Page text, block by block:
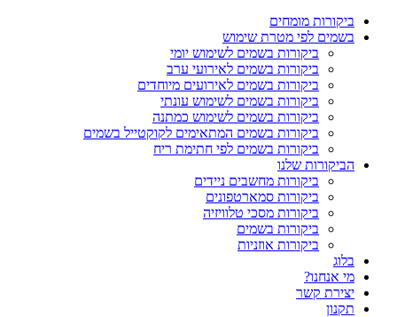
ביקורות מומחים
בשמים לפי מטרת שימוש
ביקורות בשמים לשימוש יומי
ביקורות בשמים לאירועי ערב
ביקורות בשמים לאירועים מיוחדים
ביקורות בשמים לשימוש עונתי
ביקורות בשמים לשימוש כמתנה
ביקורות בשמים המתאימים לקוקטייל בשמים
ביקורות בשמים לפי חתימת ריח
הביקורות שלנו
ביקורות מחשבים ניידים
ביקורות סמארטפונים
ביקורות מסכי טלוויזיה
ביקורות בשמים
ביקורות אוזניות
בלוג
מי אנחנו?
יצירת קשר
תקנון